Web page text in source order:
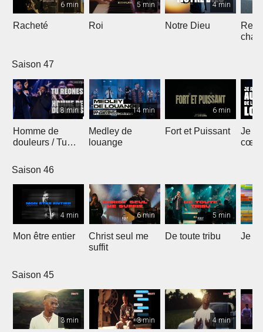
6 min
Racheté
5 min
Roi
4 min
Notre Dieu
chant
Saison 47
8 min
Homme de
douleurs / Tu
14 min
Medley de
louange
6 min
Fort et Puissant
Je
cœur
Saison 46
4 min
Mon être entier
6 min
Christ seul me
suffit
5 min
De toute tribu Je
Saison 45
3 min 3 min 4 min